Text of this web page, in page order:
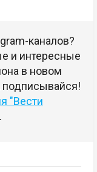
каналов?
и интересные
в новом
подписывайся!
"Вести
.